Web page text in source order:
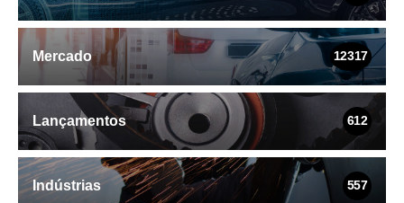
Mercado 12317
Lançamentos 612
Indústrias 557